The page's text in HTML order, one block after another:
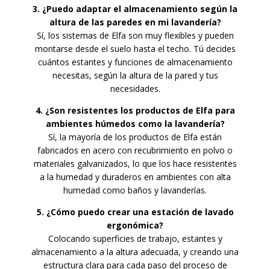
3. ¿Puedo adaptar el almacenamiento según la
altura de las paredes en mi lavandería?
Sí, los sistemas de Elfa son muy flexibles y pueden
montarse desde el suelo hasta el techo. Tú decides
cuántos estantes y funciones de almacenamiento
necesitas, según la altura de la pared y tus
necesidades.
4. ¿Son resistentes los productos de Elfa para
ambientes húmedos como la lavandería?
Sí, la mayoría de los productos de Elfa están
fabricados en acero con recubrimiento en polvo o
materiales galvanizados, lo que los hace resistentes
a la humedad y duraderos en ambientes con alta
humedad como baños y lavanderías.
5. ¿Cómo puedo crear una estación de lavado
ergonómica?
Colocando superficies de trabajo, estantes y
almacenamiento a la altura adecuada, y creando una
estructura clara para cada paso del proceso de